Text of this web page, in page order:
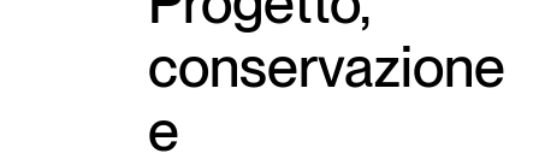
conservazione
e